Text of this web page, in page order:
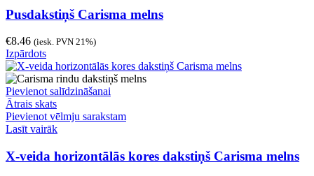
Pusdakstiņš Carisma melns
€8.46 (iesk. PVN 21%)
Izpārdots
Pievienot salīdzināšanai
Ātrais skats
Pievienot vēlmju sarakstam
Lasīt vairāk
X-veida horizontālās kores dakstiņš Carisma melns